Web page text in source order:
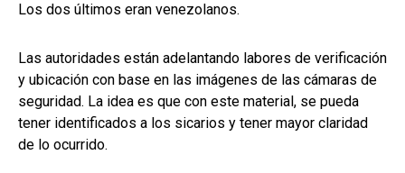
Los dos últimos eran venezolanos.
Las autoridades están adelantando labores de verificación
y ubicación con base en las imágenes de las cámaras de
seguridad. La idea es que con este material, se pueda
tener identificados a los sicarios y tener mayor claridad
de lo ocurrido.